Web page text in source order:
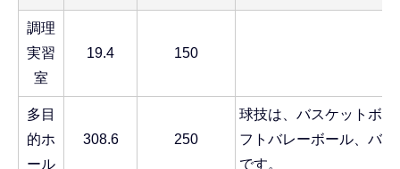
調理
実習
室
19.4 150
多目
的ホ
ール
308.6 250
球技は、バスケットボ
フトバレーボール、バ
です。